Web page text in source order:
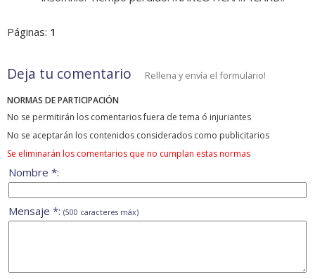
Páginas: 1
Deja tu comentario Rellena y envía el formulario!
NORMAS DE PARTICIPACIÓN
No se permitirán los comentarios fuera de tema ó injuriantes
No se aceptarán los contenidos considerados como publicitarios
Se eliminarán los comentarios que no cumplan estas normas
Nombre *:
Mensaje *: (500 caracteres máx)